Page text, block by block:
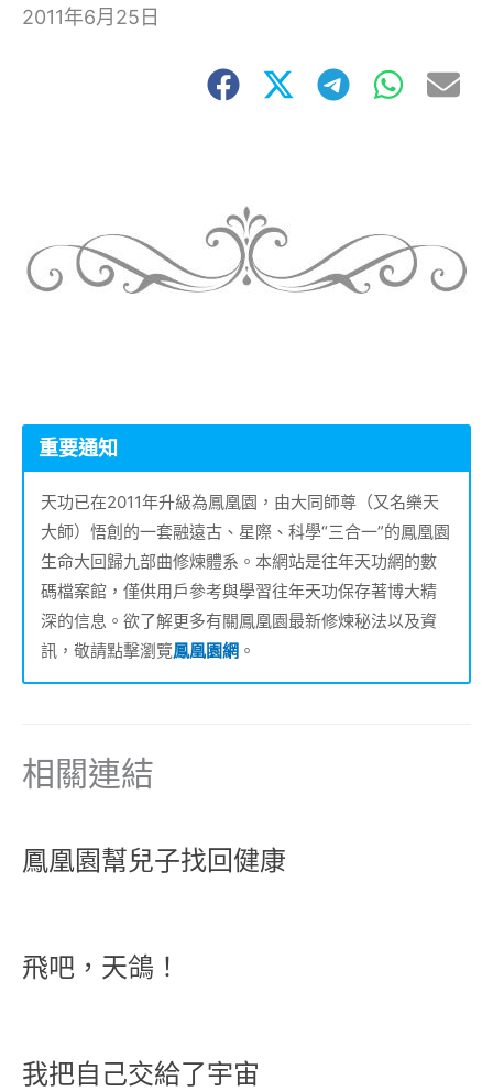
2011年6月25日
重要通知
天功已在2011年升級為鳳凰園，由大同師尊（又名樂天
大師）悟創的一套融遠古、星際、科學“三合一”的鳳凰園
生命大回歸九部曲修煉體系。本網站是往年天功網的數
碼檔案館，僅供用戶參考與學習往年天功保存著博大精
深的信息。欲了解更多有關鳳凰園最新修煉秘法以及資
訊，敬請點擊瀏覽鳳凰園網 。
相關連結
鳳凰園幫兒子找回健康
飛吧，天鴿！
我把自己交給了宇宙